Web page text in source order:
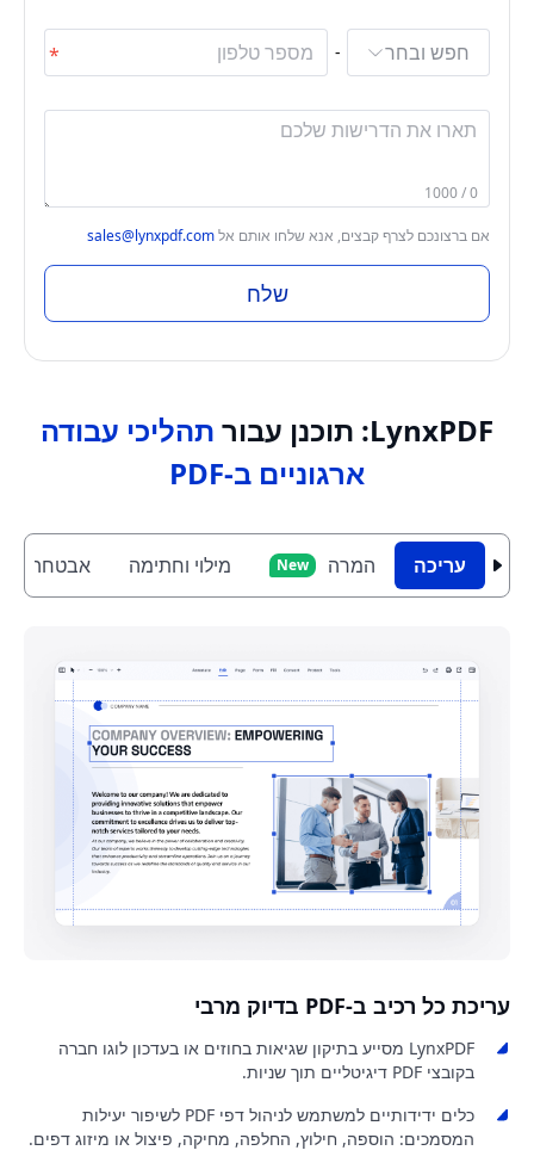
חפש ובחר -
0 / 1000
אם ברצונכם לצרף קבצים, אנא שלחו אותם אלsales@lynxpdf.com
שלח
LynxPDF: תוכנן עבור
תהליכי עבודה
ארגוניים ב-PDF
עריכה המרה New מילוי וחתימה אבטחה
עריכת כל רכיב ב-PDF בדיוק מרבי
LynxPDF מסייע בתיקון שגיאות בחוזים או בעדכון לוגו חברה
בקובצי PDF דיגיטליים תוך שניות.
כלים ידידותיים למשתמש לניהול דפי PDF לשיפור יעילות
המסמכים: הוספה, חילוץ, החלפה, מחיקה, פיצול או מיזוג דפים.